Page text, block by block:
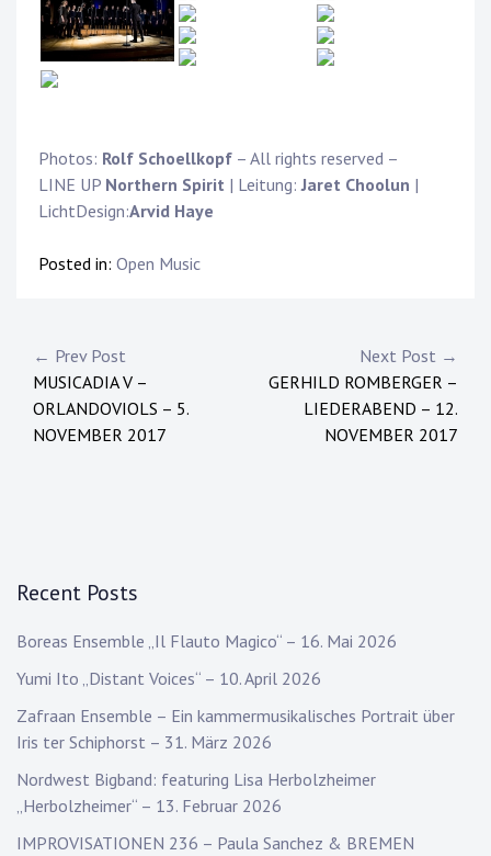
Photos: Rolf Schoellkopf – All rights reserved –
LINE UP Northern Spirit | Leitung:Jaret Choolun |
LichtDesign:Arvid Haye
Posted in: Open Music
Post
navigation
← Prev Post
MUSICADIA V –
ORLANDOVIOLS – 5.
NOVEMBER 2017
Next Post →
GERHILD ROMBERGER –
LIEDERABEND – 12.
NOVEMBER 2017
Recent Posts
Boreas Ensemble „Il Flauto Magico“ – 16. Mai 2026
Yumi Ito „Distant Voices“ – 10. April 2026
Zafraan Ensemble – Ein kammermusikalisches Portrait über
Iris ter Schiphorst – 31. März 2026
Nordwest Bigband: featuring Lisa Herbolzheimer
„Herbolzheimer“ – 13. Februar 2026
IMPROVISATIONEN 236 – Paula Sanchez & BREMEN